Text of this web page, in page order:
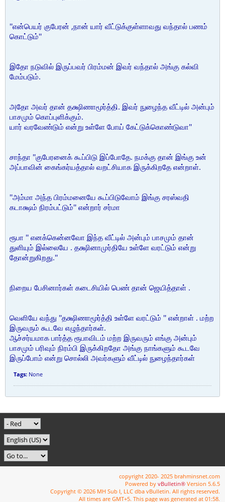
''என்பெயர் குபேரன் ,நான் யார் வீட்டுக்குள்ளாவது வந்தால் பணம்
கொட்டும்''
இதோ நடுவில் இருப்பவர் பிரம்மன் இவர் வந்தால் அங்கு கல்வி
மேம்படும்.
அதோ அவர் தான் தக்ஷிணாமூர்த்தி. இவர் நுழைந்த வீட்டில் அன்பும்
பாசமும் கொப்புளிக்கும்.
யார் வரவேண்டும் என்று உள்ளே போய் கேட்டுக்கொண்டுவா''
சாந்தா ''குபேரனைக் கூப்பிடு இப்போதே. நமக்கு தான் இங்கு உன்
அப்பாவின் கைங்கர்யத்தால் வறட்சியாக இருக்கிறதே என்றாள்.
''அம்மா அந்த பிரம்மனையே கூப்பிடுவோம் இங்கு சரஸ்வதி
கடாக்ஷம் நிரம்பட்டும்'' என்றார் சர்மா
ரூபா '' எனக்கென்னவோ இந்த வீட்டில் அன்பும் பாசமும் தான்
துளியும் இல்லையே . தக்ஷினாமுர்தியே உள்ளே வரட்டும் என்று
தோன்றுகிறது.''
நிறைய பேசினார்கள் கடைசியில் பெண் தான் ஜெயித்தாள் .
வெளியே வந்து ''தக்ஷிணாமூர்த்தி உள்ளே வரட்டும் '' என்றாள் . மற்ற
இருவரும் கூடவே எழுந்தார்கள்.
ஆச்சர்யமாக பார்த்த ரூபாவிடம் மற்ற இருவரும் எங்கு அன்பும்
பாசமும் பரிவும் நிரம்பி இருக்கிறதோ அங்கு நாங்களும் கூடவே
இருப்போம் என்று சொல்லி அவர்களும் வீட்டில் நுழைந்தார்கள்
Tags: None
copyright 2020- 2025 brahminsnet.com
Powered by vBulletin® Version 5.6.5
Copyright © 2026 MH Sub I, LLC dba vBulletin. All rights reserved.
All times are GMT+5. This page was generated at 01:58.